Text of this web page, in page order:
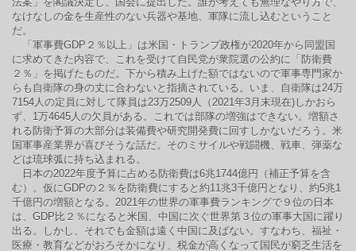
なけなしの金を生産性のない兵器や基地、軍隊に流し込むということ
だ。
「軍事費GDP２％以上」は米国・トランプ政権が2020年から同盟国
に求めてきた内容で、これを受けて自民党が衆院選の公約に「防衛費
２％」を掲げたものだ。下から積み上げた額ではないので軍事専門家か
らも自衛隊の身の丈に合わないと指摘されている。いま、自衛隊は24万
7154人の定員に対して隊員は23万2509人（2021年3月末現在)しかおら
ず、1万4645人の欠員がある。これでは部隊の増強はできない。増額さ
れる防衛予算の大部分は装備費や研究開発費に回すしかないだろう。米
国軍事産業界が喜びそうな話だ。そのミサイルや戦闘機、戦車、弾薬な
どは琉球弧に持ち込まれる。
日本の2022年度予算に占める防衛費は6兆1744億円（補正予算を含
む）。仮にGDPの２％を防衛費にすると約11兆3千億円となり、約5兆1
千億円の増額となる。2021年の世界の軍事費ランキングで９位の日本
は、GDP比２％になると米国、中国に次ぐ世界第３位の軍事大国に躍り
出る。しかし、それでも金額は遠く中国に及ばない。すなわち、福祉・
医療・教育などがおろそかになり、税金が高くなって国民が窮乏生活を